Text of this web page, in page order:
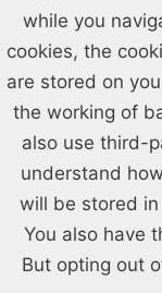
while you
cookies, the
are stored on
the working of
also use third-
understand
will be stored
You also have
But opting out